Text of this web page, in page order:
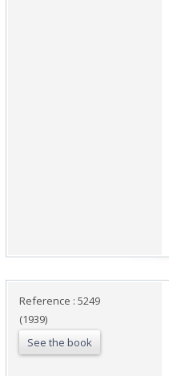
Reference : 5249
(1939)
See the book